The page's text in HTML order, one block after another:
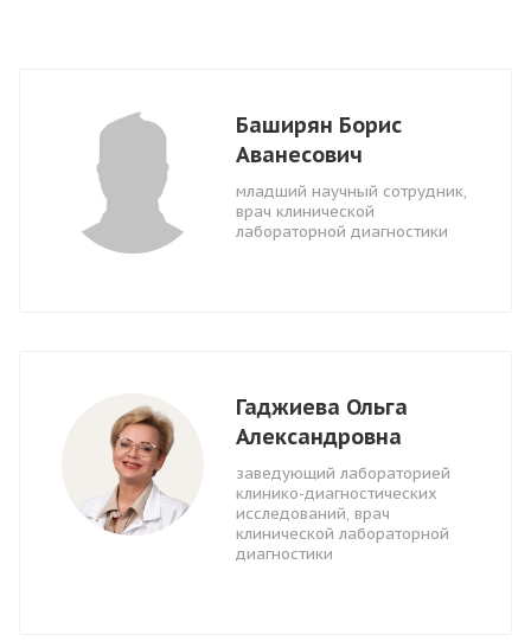
Баширян Борис
Аванесович
младший научный сотрудник,
врач клинической
лабораторной диагностики
Гаджиева Ольга
Александровна
заведующий лабораторией
клинико-диагностических
исследований, врач
клинической лабораторной
диагностики